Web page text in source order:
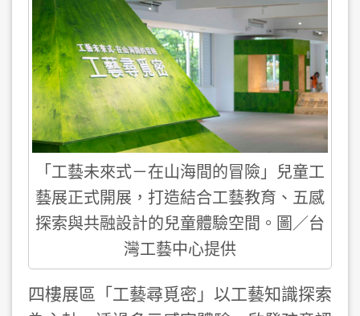
「工藝未來式－在山海間的冒險」兒童工
藝展正式開展，打造結合工藝教育、五感
探索與共融設計的兒童體驗空間。圖／台
灣工藝中心提供
四樓展區「工藝尋覓密」以工藝知識探索